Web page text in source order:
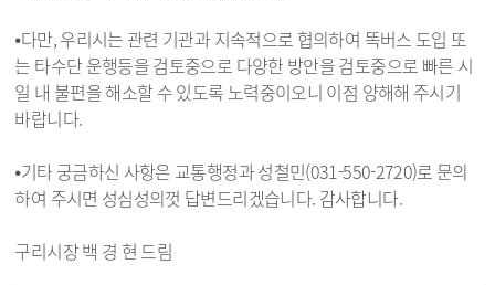
⦁다만, 우리시는 관련 기관과 지속적으로 협의하여 똑버스 도입 또
는 타수단 운행등을 검토중으로 다양한 방안을 검토중으로 빠른 시
일 내 불편을 해소할 수 있도록 노력중이오니 이점 양해해 주시기
바랍니다.
⦁기타 궁금하신 사항은 교통행정과 성철민(031-550-2720)로 문의
하여 주시면 성심성의껏 답변드리겠습니다. 감사합니다.
구리시장 백 경 현 드림